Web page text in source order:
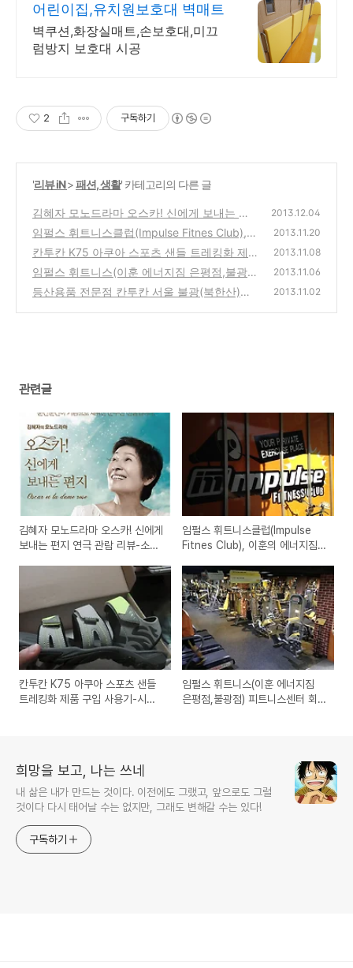
어린이집,유치원보호대 벽매트
벽쿠션,화장실매트,손보호대,미끄
럼방지 보호대 시공
2 구독하기
'리뷰 iN>패션, 생활' 카테고리의 다른 글
김혜자 모노드라마 오스카! 신에게 보내는 편
지 연극 관람 리뷰-소중한 삶을 어떻게 살아갈
것인가?
(0)
2013.12.04
임펄스 휘트니스클럽(Impulse Fitnes Club),
이훈의 에너지짐 은평 불광점 상호명 변경후
재 오픈
(0)
2013.11.20
칸투칸 K75 아쿠아 스포츠 샌들 트레킹화 제
품 구입 사용기-시즌오프 세일로 9800원에 판
매중
(0)
2013.11.08
임펄스 휘트니스(이훈 에너지짐 은평점,불광
점) 피트니스센터 회원가입과 시설,휴무일,가
2013.11.06
등산용품 전문점 칸투칸 서울 불광(북한산)점
2013.11.02
관련글
김혜자 모노드라마 오스카! 신에게
보내는 편지 연극 관람 리뷰-소중
임펄스 휘트니스클럽(Impulse
Fitnes Club), 이훈의 에너지짐
픈
칸투칸 K75 아쿠아 스포츠 샌들
트레킹화 제품 구입 사용기-시즌
임펄스 휘트니스(이훈 에너지짐
은평점,불광점) 피트니스센터 회
희망을 보고, 나는 쓰네
내 삶은 내가 만드는 것이다. 이전에도 그랬고, 앞으로도 그럴
것이다 다시 태어날 수는 없지만, 그래도 변해갈 수는 있다!
구독하기